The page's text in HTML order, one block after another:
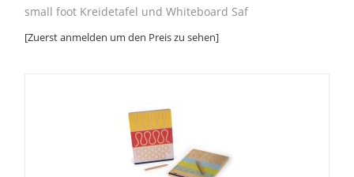
small foot Kreidetafel und Whiteboard Saf
[Zuerst anmelden um den Preis zu sehen]